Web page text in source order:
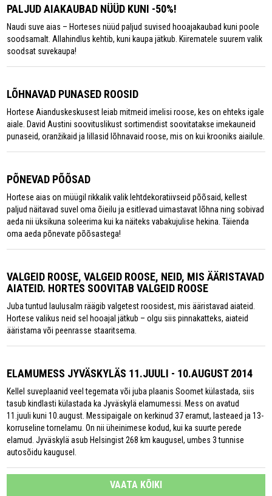
PALJUD AIAKAUBAD NÜÜD KUNI -50%!
Naudi suve aias – Horteses nüüd paljud suvised hooajakaubad kuni poole
soodsamalt. Allahindlus kehtib, kuni kaupa jätkub. Kiirematele suurem valik
soodsat suvekaupa!
LÕHNAVAD PUNASED ROOSID
Hortese Aianduskeskusest leiab mitmeid imelisi roose, kes on ehteks igale
aiale. David Austini soovituslikust sortimendist soovitatakse imekauneid
punaseid, oranžikaid ja lillasid lõhnavaid roose, mis on kui krooniks aiailule.
PÕNEVAD PÕÕSAD
Hortese aias on müügil rikkalik valik lehtdekoratiivseid põõsaid, kellest
paljud näitavad suvel oma õieilu ja esitlevad uimastavat lõhna ning sobivad
aeda nii üksikuna soleerima kui ka näiteks vabakujulise hekina. Täienda
oma aeda põnevate põõsastega!
VALGEID ROOSE, VALGEID ROOSE, NEID, MIS ÄÄRISTAVAD
AIATEID. HORTES SOOVITAB VALGEID ROOSE
Juba tuntud laulusalm räägib valgetest roosidest, mis ääristavad aiateid.
Hortese valikus neid sel hooajal jätkub – olgu siis pinnakatteks, aiateid
ääristama või peenrasse staaritsema.
ELAMUMESS JYVÄSKYLÄS 11.JUULI - 10.AUGUST 2014
Kellel suveplaanid veel tegemata või juba plaanis Soomet külastada, siis
tasub kindlasti külastada ka Jyväskylä elamumessi. Mess on avatud
11.juuli kuni 10.august. Messipaigale on kerkinud 37 eramut, lasteaed ja 13-
korruseline tornelamu. On nii üheinimese kodud, kui ka suurte perede
elamud. Jyväskylä asub Helsingist 268 km kaugusel, umbes 3 tunnise
autosõidu kaugusel.
VAATA KÕIKI